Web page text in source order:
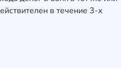
в течение 3-х